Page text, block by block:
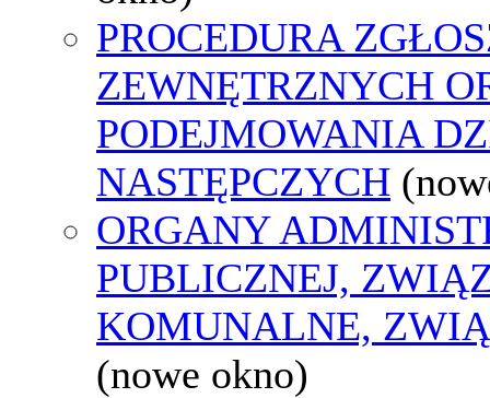
PROCEDURA
ZEWNĘTRZNYCH
PODEJMOWANIA
NASTĘPCZYCH
ORGANY
PUBLICZNEJ,
KOMUNALNE,
(nowe okno)